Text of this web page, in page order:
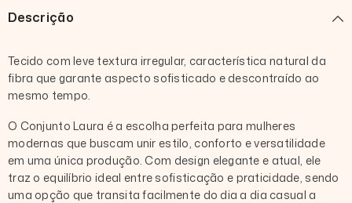
com
busto
leves
busto
leves
Descrição
Tecido com leve textura irregular, característica natural da
fibra que garante aspecto sofisticado e descontraído ao
mesmo tempo.
O Conjunto Laura é a escolha perfeita para mulheres
modernas que buscam unir estilo, conforto e versatilidade
em uma única produção. Com design elegante e atual, ele
traz o equilíbrio ideal entre sofisticação e praticidade, sendo
uma opção que transita facilmente do dia a dia casual a